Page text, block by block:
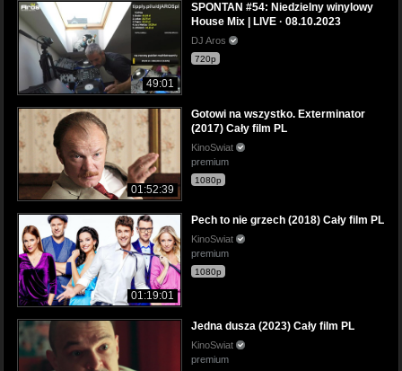
49:01
SPONTAN #54: Niedzielny winylowy
House Mix | LIVE · 08.10.2023
DJ Aros
720p
01:52:39
Gotowi na wszystko. Exterminator
(2017) Cały film PL
KinoSwiat
premium
1080p
01:19:01
Pech to nie grzech (2018) Cały film PL
KinoSwiat
premium
1080p
Jedna dusza (2023) Cały film PL
KinoSwiat
premium